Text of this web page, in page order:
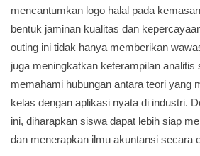
mencantumkan logo halal pada
bentuk jaminan kualitas dan
outing ini tidak hanya memberikan
juga meningkatkan keterampilan analitis
memahami hubungan antara teori yang
kelas dengan aplikasi nyata di industri.
ini, diharapkan siswa dapat lebih siap
dan menerapkan ilmu akuntansi secara